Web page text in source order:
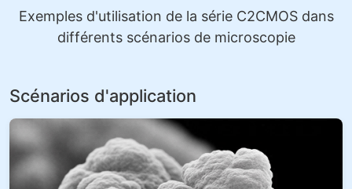
Exemples d'utilisation de la série C2CMOS dans
différents scénarios de microscopie
Scénarios d'application